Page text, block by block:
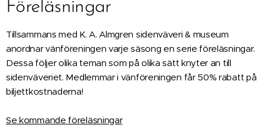
Föreläsningar
Tillsammans med K. A. Almgren sidenväveri & museum
anordnar vänföreningen varje säsong en serie föreläsningar.
Dessa följer olika teman som på olika sätt knyter an till
sidenväveriet. Medlemmar i vänföreningen får 50% rabatt på
biljettkostnaderna!
Se kommande föreläsningar